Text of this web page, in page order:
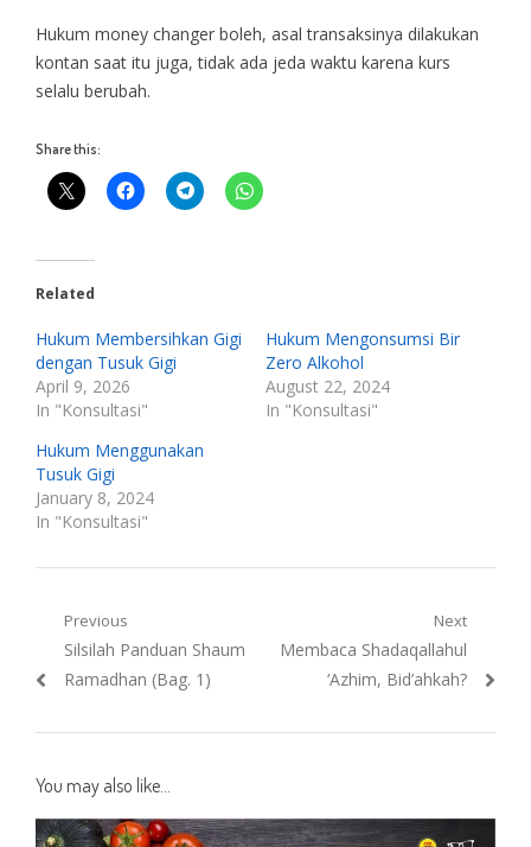
Hukum money changer boleh, asal transaksinya dilakukan
kontan saat itu juga, tidak ada jeda waktu karena kurs
selalu berubah.
Share this:
Related
Hukum Membersihkan Gigi
dengan Tusuk Gigi
April 9, 2026
In "Konsultasi"
Hukum Mengonsumsi Bir
Zero Alkohol
August 22, 2024
In "Konsultasi"
Hukum Menggunakan
Tusuk Gigi
January 8, 2024
In "Konsultasi"
Post
navigation
Previous
Previous
post:
Silsilah Panduan Shaum
Ramadhan (Bag. 1)
Next
Next
Membaca Shadaqallahul
‘Azhim, Bid’ahkah?
You may also like...